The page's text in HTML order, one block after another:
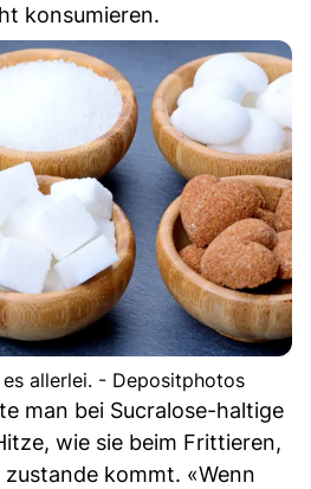
konsumieren.
allerlei. - Depositphotos
man bei Sucralose-haltige
wie sie beim Frittieren,
kommt. «Wenn